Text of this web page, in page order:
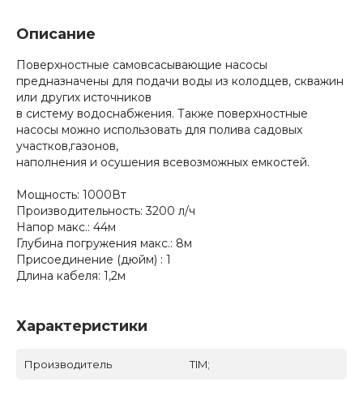
Описание
Поверхностные самовсасывающие насосы
предназначены для подачи воды из колодцев, скважин
или других источников
в систему водоснабжения. Также поверхностные
насосы можно использовать для полива садовых
участков,газонов,
наполнения и осушения всевозможных емкостей.
Мощность: 1000Вт
Производительность: 3200 л/ч
Напор макс.: 44м
Глубина погружения макс.: 8м
Присоединение (дюйм) : 1
Длина кабеля: 1,2м
Характеристики
Производитель TIM;